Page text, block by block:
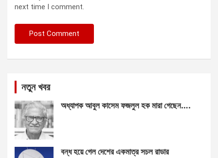
next time I comment.
নতুন খবর
অধ্যাপক আবুল কাসেম ফজলুল হক মারা গেছেন….
বন্ধ হয়ে গেল দেশের একমাত্র সচল রাডার